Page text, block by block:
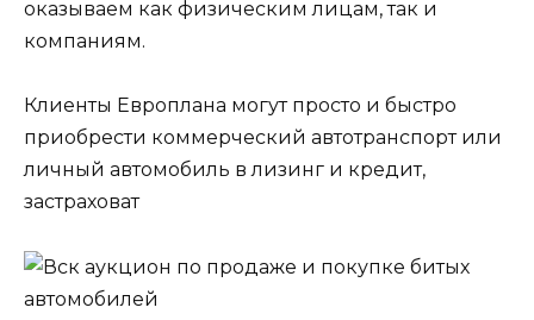
оказываем как физическим лицам, так и
компаниям.
Клиенты Европлана могут просто и быстро
приобрести коммерческий автотранспорт или
личный автомобиль в лизинг и кредит,
застраховат